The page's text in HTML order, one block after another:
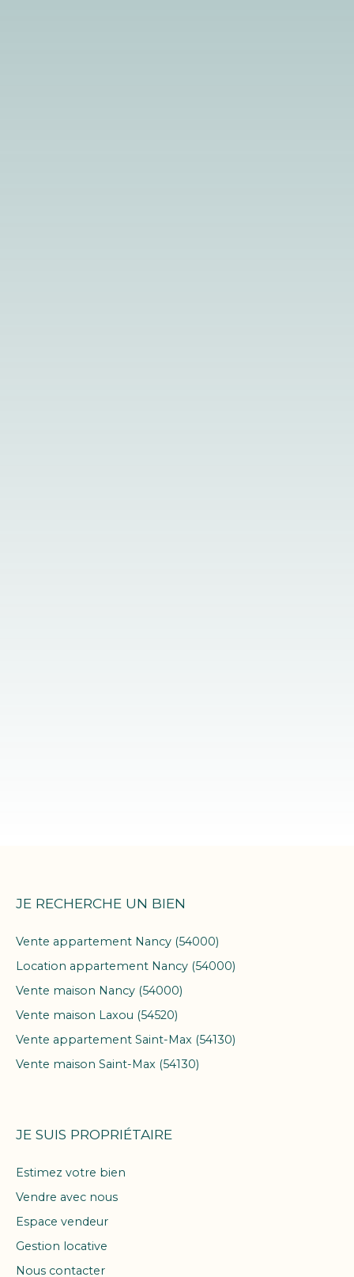
JE RECHERCHE UN BIEN
Vente appartement Nancy (54000)
Location appartement Nancy (54000)
Vente maison Nancy (54000)
Vente maison Laxou (54520)
Vente appartement Saint-Max (54130)
Vente maison Saint-Max (54130)
JE SUIS PROPRIÉTAIRE
Estimez votre bien
Vendre avec nous
Espace vendeur
Gestion locative
Nous contacter